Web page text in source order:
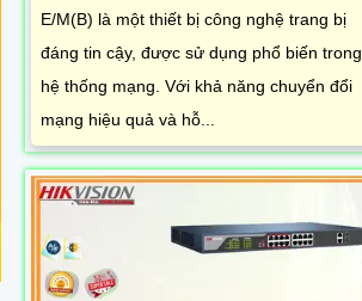
E/M(B) là một thiết bị công nghệ trang bị
đáng tin cậy, được sử dụng phổ biến trong
hệ thống mạng. Với khả năng chuyển đổi
mạng hiệu quả và hỗ...